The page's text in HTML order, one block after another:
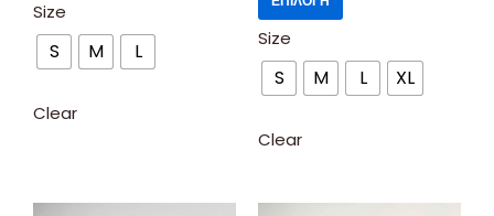
Size
S M L
Clear
Size
S M L XL
Clear